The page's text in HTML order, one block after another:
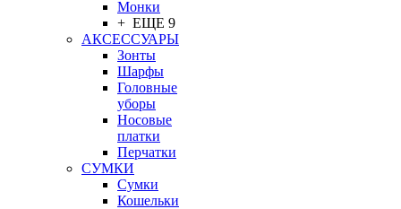
Монки
+ ЕЩЕ 9
АКСЕССУАРЫ
Зонты
Шарфы
Головные
уборы
Носовые
платки
Перчатки
СУМКИ
Сумки
Кошельки